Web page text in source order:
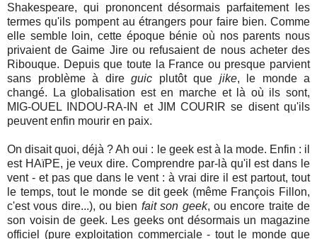
Shakespeare, qui prononcent désormais parfaitement les
termes qu'ils pompent au étrangers pour faire bien. Comme
elle semble loin, cette époque bénie où nos parents nous
privaient de Gaime Jire ou refusaient de nous acheter des
Ribouque. Depuis que toute la France ou presque parvient
sans problème à dire guic plutôt que jike, le monde a
changé. La globalisation est en marche et là où ils sont,
MIG-OUEL INDOU-RA-IN et JIM COURIR se disent qu'ils
peuvent enfin mourir en paix.
On disait quoi, déjà ? Ah oui : le geek est à la mode. Enfin : il
est HAïPE, je veux dire. Comprendre par-là qu'il est dans le
vent - et pas que dans le vent : à vrai dire il est partout, tout
le temps, tout le monde se dit geek (même François Fillon,
c'est vous dire...), ou bien fait son geek, ou encore traite de
son voisin de geek. Les geeks ont désormais un magazine
officiel (pure exploitation commerciale - tout le monde que